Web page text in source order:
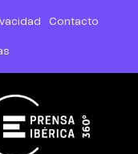
Contacto